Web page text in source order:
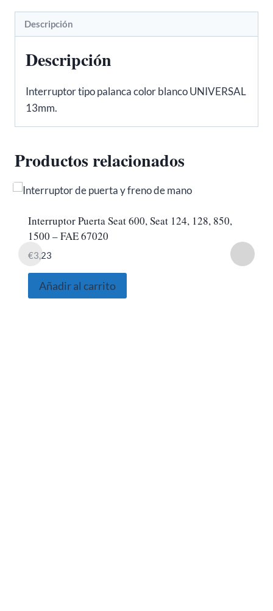
Descripción
Descripción
Interruptor tipo palanca color blanco UNIVERSAL
13mm.
Productos relacionados
Interruptor Puerta Seat 600, Seat 124, 128, 850,
1500 – FAE 67020
€3,23
Añadir al carrito